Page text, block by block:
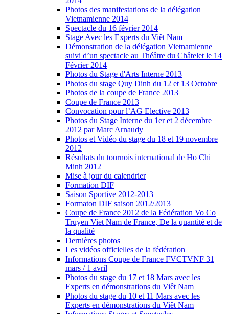
Photos des manifestations de la délégation
Vietnamienne 2014
Spectacle du 16 février 2014
Stage Avec les Experts du Viêt Nam
Démonstration de la délégation Vietnamienne
suivi d’un spectacle au Théâtre du Châtelet le 14
Février 2014
Photos du Stage d'Arts Interne 2013
Photos du stage Quy Dinh du 12 et 13 Octobre
Photos de la coupe de France 2013
Coupe de France 2013
Convocation pour l’AG Elective 2013
Photos du Stage Interne du 1er et 2 décembre
2012 par Marc Arnaudy
Photos et Vidéo du stage du 18 et 19 novembre
2012
Résultats du tournois international de Ho Chi
Minh 2012
Mise à jour du calendrier
Formation DIF
Saison Sportive 2012-2013
Formaton DIF saison 2012/2013
Coupe de France 2012 de la Fédération Vo Co
Truyen Viet Nam de France, De la quantité et de
la qualité
Dernières photos
Les vidéos officielles de la fédération
Informations Coupe de France FVCTVNF 31
mars / 1 avril
Photos du stage du 17 et 18 Mars avec les
Experts en démonstrations du Viêt Nam
Photos du stage du 10 et 11 Mars avec les
Experts en démonstrations du Viêt Nam